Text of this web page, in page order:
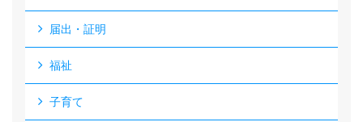
届出・証明
福祉
子育て